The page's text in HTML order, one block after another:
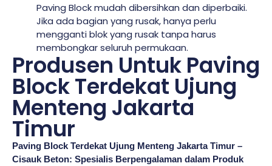
Paving Block mudah dibersihkan dan diperbaiki.
Jika ada bagian yang rusak, hanya perlu
mengganti blok yang rusak tanpa harus
membongkar seluruh permukaan.
Produsen Untuk Paving
Block Terdekat Ujung
Menteng Jakarta
Timur
Paving Block Terdekat Ujung Menteng Jakarta Timur –
Cisauk Beton: Spesialis Berpengalaman dalam Produk